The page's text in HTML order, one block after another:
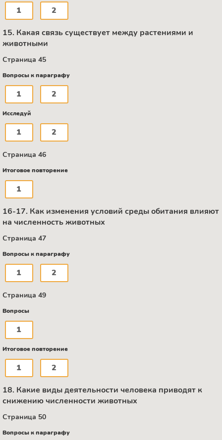
1 2
15. Какая связь существует между растениями и
животными
Страница 45
Вопросы к параграфу
1 2
Исследуй
1 2
Страница 46
Итоговое повторение
1
16-17. Как изменения условий среды обитания влияют
на численность животных
Страница 47
Вопросы к параграфу
1 2
Страница 49
Вопросы
1
Итоговое повторение
1 2
18. Какие виды деятельности человека приводят к
снижению численности животных
Страница 50
Вопросы к параграфу